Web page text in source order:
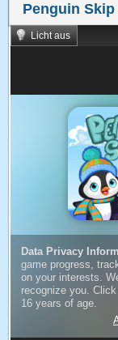
Penguin Skip
Licht aus